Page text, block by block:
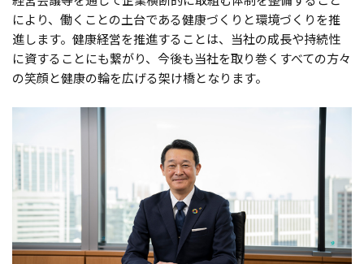
により、働くことの土台である健康づくりと環境づくりを推
進します。健康経営を推進することは、当社の成長や持続性
に資することにも繋がり、今後も当社を取り巻くすべての方々
の笑顔と健康の輪を広げる架け橋となります。